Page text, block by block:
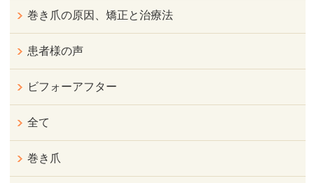
巻き爪の原因、矯正と治療法
患者様の声
ビフォーアフター
全て
巻き爪